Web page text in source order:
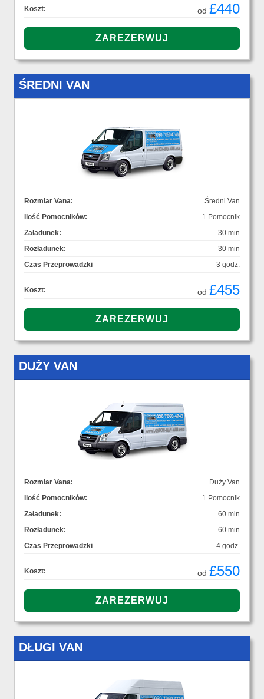
Koszt:
od £440
ŚREDNI VAN
Rozmiar Vana:
Średni Van
Ilość Pomocników:
1 Pomocnik
Załadunek:
30 min
Rozładunek:
30 min
Czas Przeprowadzki
3 godz.
Koszt: od £455
DUŻY VAN
Rozmiar Vana:
Duży Van
Ilość Pomocników:
1 Pomocnik
Załadunek:
60 min
Rozładunek:
60 min
Czas Przeprowadzki
4 godz.
Koszt: od £550
DŁUGI VAN